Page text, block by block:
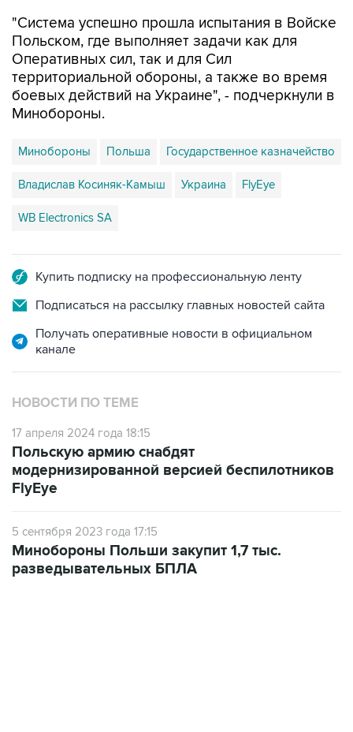
"Система успешно прошла испытания в Войске
Польском, где выполняет задачи как для
Оперативных сил, так и для Сил
территориальной обороны, а также во время
боевых действий на Украине", - подчеркнули в
Минобороны.
Минобороны Польша Государственное казначейство
Владислав Косиняк-Камыш Украина FlyEye
WB Electronics SA
Купить подписку на профессиональную ленту
Подписаться на рассылку главных новостей сайта
Получать оперативные новости в официальном
канале
НОВОСТИ ПО ТЕМЕ
17 апреля 2024 года 18:15
Польскую армию снабдят
модернизированной версией беспилотников
FlyEye
5 сентября 2023 года 17:15
Минобороны Польши закупит 1,7 тыс.
разведывательных БПЛА